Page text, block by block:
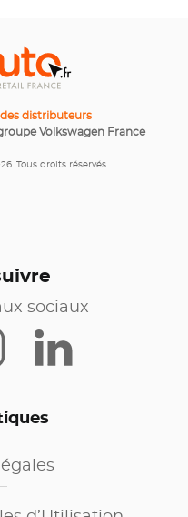
des distributeurs
Volkswagen France
Tous droits réservés.
sociaux